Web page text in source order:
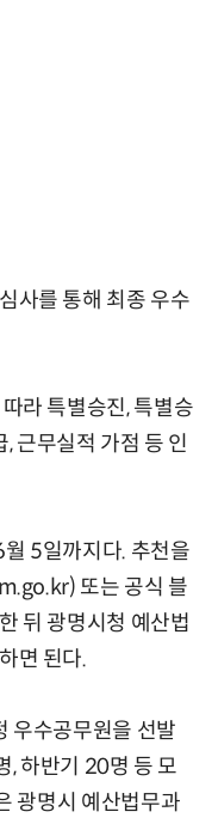
사를 통해 최종 우수
라 특별승진, 특별승
근무실적 가점 등 인
5일까지다. 추천을
또는 공식 블
뒤 광명시청 예산법
면 된다.
우수공무원을 선발
, 하반기 20명 등 모
광명시 예산법무과